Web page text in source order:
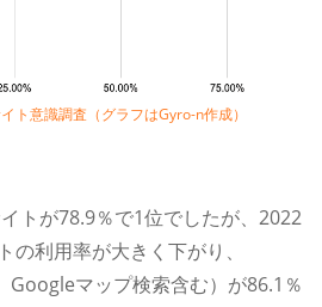
ト意識調査（グラフはGyro-n作成）
トが78.9％で1位でしたが、2022
の利用率が大きく下がり、
マップ検索含む）が86.1％